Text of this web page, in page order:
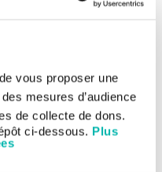
vous proposer une
mesures d’audience
de collecte de dons.
ci-dessous. Plus
pour la prise en
du sein : chirurgie,
radiothérapie,
suivis post-thérapeutiques
également orienter les
à Gustave Roussy.